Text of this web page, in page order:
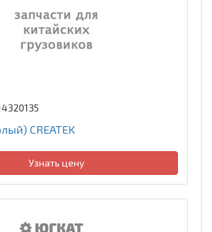
CREATEK
Узнать цену